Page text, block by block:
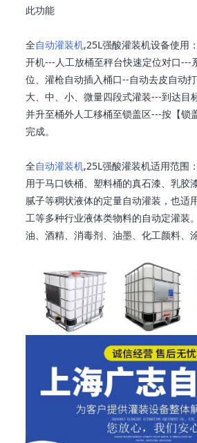
此功能
全自动灌装机,25L强酸灌装机设备使用：
开机---人工放桶至秤台快速定位对口---
位、灌枪自动插入桶口--自动去皮自动
大、中、小、微量四段式灌装---到达目
并升至桶外人工移桶至锁盖区---按【锁
完成。
全自动灌装机,25L强酸灌装机适用范围：
用于马口铁桶、塑料桶的真石漆、乳胶
腻子等稠状液体的定量自动灌装，也适
工等多种行业液体类物料的自动定灌装
油、酒精、消毒剂、油墨、化工颜料、